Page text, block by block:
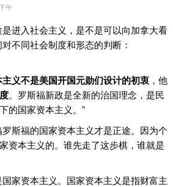
午
进入社会主义，是不是可以向加拿大看
不同社会制度和形态的判断：
义不是美国开国元勋们设计的初衷 ，他
。罗斯福新政是全新的治国理念，是民
的国家资本主义。”
斯福的国家资本主义才是正途。因为个
资本主义的。谁先走了这步棋，谁就是
家资本主义。国家资本主义是指财富主